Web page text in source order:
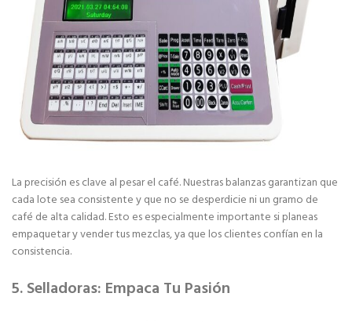
La precisión es clave al pesar el café. Nuestras balanzas garantizan que
cada lote sea consistente y que no se desperdicie ni un gramo de
café de alta calidad. Esto es especialmente importante si planeas
empaquetar y vender tus mezclas, ya que los clientes confían en la
consistencia.
5. Selladoras: Empaca Tu Pasión